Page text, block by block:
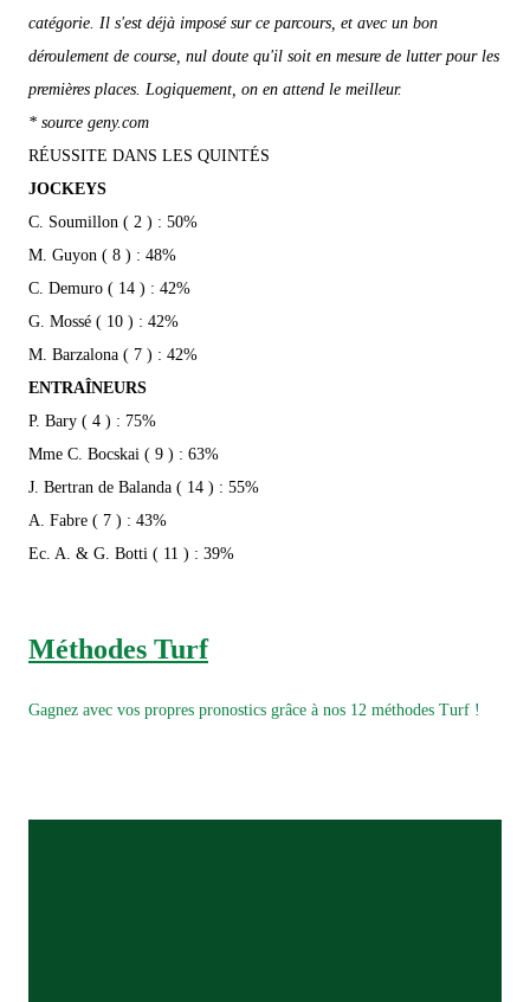
catégorie. Il s'est déjà imposé sur ce parcours, et avec un bon
déroulement de course, nul doute qu'il soit en mesure de lutter pour les
premières places. Logiquement, on en attend le meilleur.
* source geny.com
RÉUSSITE DANS LES QUINTÉS
JOCKEYS
C. Soumillon ( 2 ) : 50%
M. Guyon ( 8 ) : 48%
C. Demuro ( 14 ) : 42%
G. Mossé ( 10 ) : 42%
M. Barzalona ( 7 ) : 42%
ENTRAÎNEURS
P. Bary ( 4 ) : 75%
Mme C. Bocskai ( 9 ) : 63%
J. Bertran de Balanda ( 14 ) : 55%
A. Fabre ( 7 ) : 43%
Ec. A. & G. Botti ( 11 ) : 39%
Méthodes Turf
Gagnez avec vos propres pronostics grâce à nos 12 méthodes Turf !